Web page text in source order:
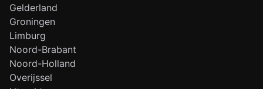
Gelderland
Groningen
Limburg
Noord-Brabant
Noord-Holland
Overijssel